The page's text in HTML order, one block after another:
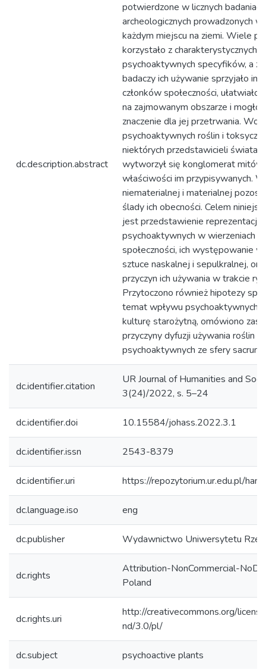
dc.description.abstract
potwierdzone w licznych badaniach
archeologicznych prowadzonych w
każdym miejscu na ziemi. Wiele
korzystało z charakterystycznych
psychoaktywnych specyfików, a
badaczy ich używanie sprzyjało
członków społeczności, ułatwiało
na zajmowanym obszarze i mogło
znaczenie dla jej przetrwania.
psychoaktywnych roślin i
niektórych przedstawicieli świata
wytworzył się konglomerat
właściwości im przypisywanych.
niematerialnej i materialnej
ślady ich obecności. Celem
jest przedstawienie reprezentacji
psychoaktywnych w wierzeniach
społeczności, ich występowanie
sztuce naskalnej i sepulkralnej,
przyczyn ich używania w trakcie
Przytoczono również hipotezy
temat wpływu psychoaktywnych
kulturę starożytną, omówiono
przyczyny dyfuzji używania roślin
psychoaktywnych ze sfery sacrum
dc.identifier.citation
UR Journal of Humanities and
3(24)/2022, s. 5–24
dc.identifier.doi 10.15584/johass.2022.3.1
dc.identifier.issn 2543-8379
dc.identifier.uri https://repozytorium.ur.edu.pl/
dc.language.iso eng
dc.publisher Wydawnictwo Uniwersytetu
dc.rights
Attribution-NonCommercial-
Poland
dc.rights.uri
http://creativecommons.org/
nd/3.0/pl/
dc.subject psychoactive plants